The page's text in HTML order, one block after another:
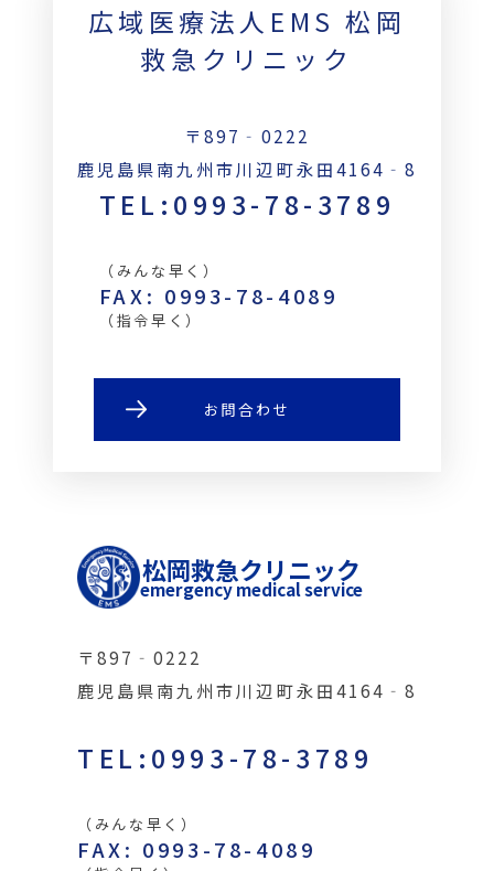
広域医療法人EMS 松岡
救急クリニック
〒897‐0222
鹿児島県南九州市川辺町永田4164‐8
TEL:0993-78-3789
（みんな早く）
FAX: 0993-78-4089
（指令早く）
お問合わせ
松岡救急クリニック
emergency medical service
〒897‐0222
鹿児島県南九州市川辺町永田4164‐8
TEL:0993-78-3789
（みんな早く）
FAX: 0993-78-4089